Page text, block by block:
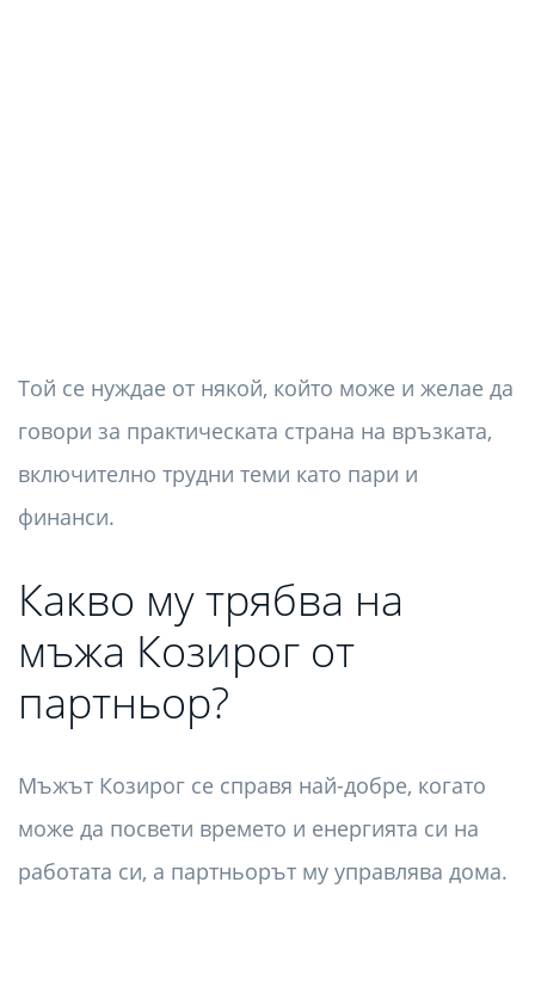
Той се нуждае от някой, който може и желае да
говори за практическата страна на връзката,
включително трудни теми като пари и
финанси.
Какво му трябва на
мъжа Козирог от
партньор?
Мъжът Козирог се справя най-добре, когато
може да посвети времето и енергията си на
работата си, а партньорът му управлява дома.